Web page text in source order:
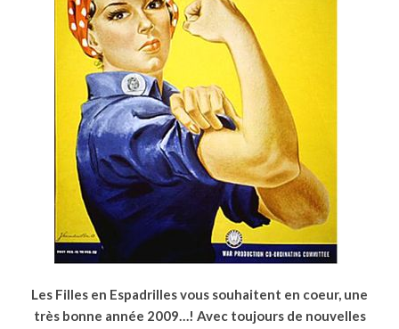
Les Filles en Espadrilles vous souhaitent en coeur, une
très bonne année 2009…! Avec toujours de nouvelles